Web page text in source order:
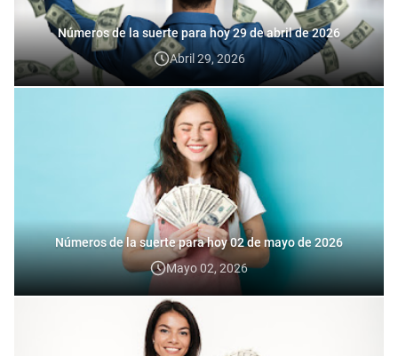
Números de la suerte para hoy 29 de abril de 2026
Abril 29, 2026
Números de la suerte para hoy 02 de mayo de 2026
Mayo 02, 2026